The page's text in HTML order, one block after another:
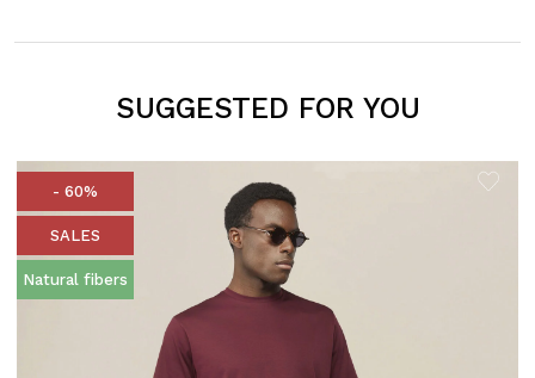
SUGGESTED FOR YOU
- 60%
SALES
Natural fibers